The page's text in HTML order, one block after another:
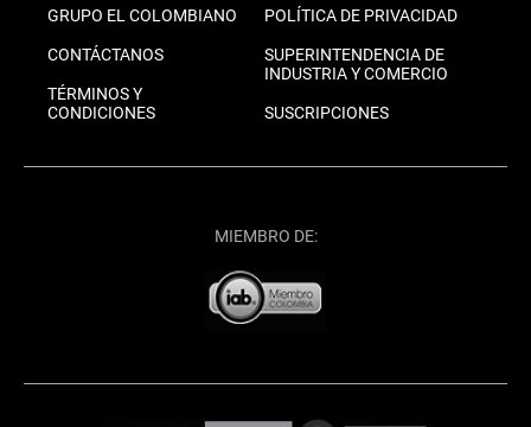
GRUPO EL COLOMBIANO
CONTÁCTANOS
TÉRMINOS Y
CONDICIONES
POLÍTICA DE PRIVACIDAD
SUPERINTENDENCIA DE
INDUSTRIA Y COMERCIO
SUSCRIPCIONES
MIEMBRO DE: